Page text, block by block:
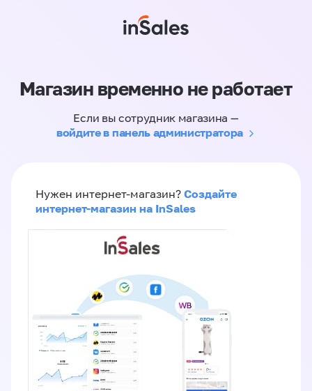
Магазин временно не работает
Если вы сотрудник магазина —
войдите в панель администратора
Нужен интернет-магазин? Создайте
интернет-магазин на InSales